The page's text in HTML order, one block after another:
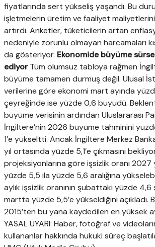
fiyatlarında sert yükseliş yaşandı. Bu
işletmelerin üretim ve faaliyet
artırdı. Anketler, tüketicilerin artan
nedeniyle zorunlu olmayan harcamaları
da gösteriyor. Ekonomide büyüme
ediyorTüm olumsuz tabloya rağmen
büyüme tamamen durmuş değil. Ulusal
verilerine göre ekonomi mart ayında
çeyreğinde ise yüzde 0,6 büyüdü.
büyüme verisinin ardından Uluslararası
İngiltere’nin 2026 büyüme tahminini
1’e yükseltti. Ancak İngiltere Merkez
yıl ortasında yüzde 5,1’e çıkmasını
projeksiyonlarına göre işsizlik oranı 2027
yüzde 5,5 ila yüzde 5,6 aralığına
aylık işsizlik oranının şubattaki yüzde
martta yüzde 5,5’e yükseldiğini açıkladı.
2015’ten bu yana kaydedilen en yüksek
YASAL UYARI: Haber, fotoğraf ve
kullananlar hakkında hukuki süreç